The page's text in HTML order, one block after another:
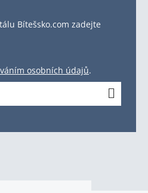
Bítešsko.com zadejte
osobních údajů.